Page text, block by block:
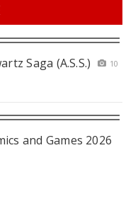
Saga (A.S.S.)
10
and Games 2026